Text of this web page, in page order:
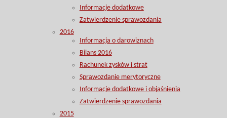
Informacje dodatkowe
Zatwierdzenie sprawozdania
2016
Informacja o darowiznach
Bilans 2016
Rachunek zysków i strat
Sprawozdanie merytoryczne
Informacje dodatkowe i objaśnienia
Zatwierdzenie sprawozdania
2015